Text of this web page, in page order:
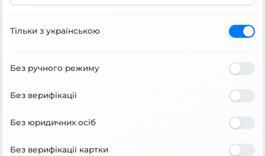
Тільки з українською
Без ручного режиму
Без верифікації
Без юридичних осіб
Без верифікації картки